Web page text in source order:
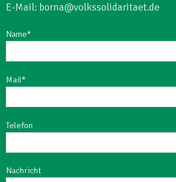
E-Mail: borna@volkssolidaritaet.de
Name*
Mail*
Telefon
Nachricht